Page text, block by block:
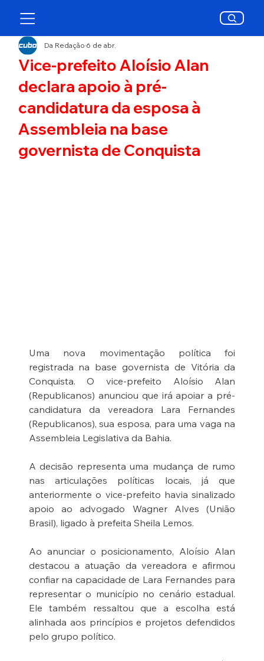
Vice-prefeito Aloísio Alan
declara apoio à pré-
candidatura da esposa à
Assembleia na base
governista de Conquista
Da Redação6 de abr.
Uma nova movimentação política foi
registrada na base governista de Vitória da
Conquista. O vice-prefeito Aloísio Alan
(Republicanos) anunciou que irá apoiar a pré-
candidatura da vereadora Lara Fernandes
(Republicanos), sua esposa, para uma vaga na
Assembleia Legislativa da Bahia.
A decisão representa uma mudança de rumo
nas articulações políticas locais, já que
anteriormente o vice-prefeito havia sinalizado
apoio ao advogado Wagner Alves (União
Brasil), ligado à prefeita Sheila Lemos.
Ao anunciar o posicionamento, Aloísio Alan
destacou a atuação da vereadora e afirmou
confiar na capacidade de Lara Fernandes para
representar o município no cenário estadual.
Ele também ressaltou que a escolha está
alinhada aos princípios e projetos defendidos
pelo grupo político.